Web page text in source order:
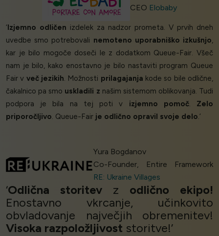
CEO Elobaby
‘Izjemno odličen izdelek za nadzor prometa. V prvih dneh
uvedbe smo potrebovali nemoteno uporabniško izkušnjo,
kar je bilo mogoče doseči le z dodatkom Queue-Fair. Všeč
nam je bilo, kako enostavno je bilo nastaviti program Queue
Fair v več jezikih. Možnosti prilagajanja kode so bile odlične,
čakalnico pa smo uskladili z našim sistemom oblikovanja. Tudi
podpora je bila na tej poti v izjemno pomoč. Zelo
priporočljivo. Queue-Fair je odlično opravil svoje delo.’
Yura Bogdanov
Co-Founder, Entire Framework
RE: Ukraine Villages
‘Odlična storitev z odlično ekipo!
Enostavno vkrcanje, učinkovito
obvladovanje največjih obremenitev!
Visoka razpoložljivost storitve!’